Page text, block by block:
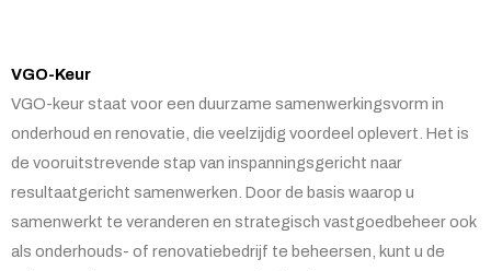
VGO-Keur
VGO-keur staat voor een duurzame samenwerkingsvorm in
onderhoud en renovatie, die veelzijdig voordeel oplevert. Het is
de vooruitstrevende stap van inspanningsgericht naar
resultaatgericht samenwerken. Door de basis waarop u
samenwerkt te veranderen en strategisch vastgoedbeheer ook
als onderhouds- of renovatiebedrijf te beheersen, kunt u de